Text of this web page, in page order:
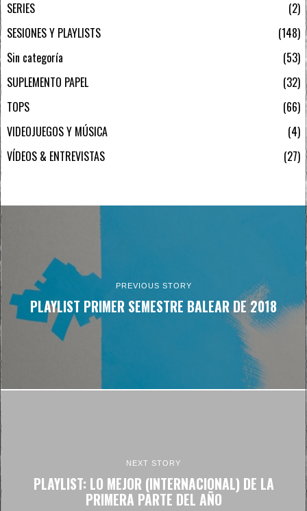
SERIES
2
SESIONES Y PLAYLISTS
148
Sin categoría
53
SUPLEMENTO PAPEL
32
TOPS
66
VIDEOJUEGOS Y MÚSICA
4
VÍDEOS & ENTREVISTAS
27
PREVIOUS STORY
PLAYLIST PRIMER SEMESTRE BALEAR DE 2018
NEXT STORY
PLAYLIST: LO MEJOR (INTERNACIONAL) DE LA
PRIMERA PARTE DEL AÑO